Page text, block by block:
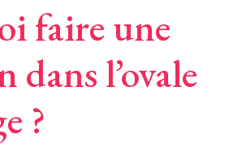
faire une
l’ovale
?